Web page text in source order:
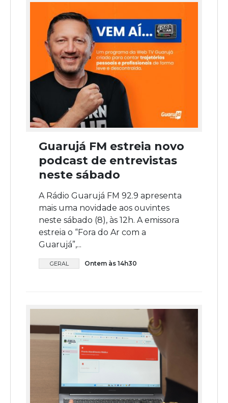
Guarujá FM estreia novo
podcast de entrevistas
neste sábado
A Rádio Guarujá FM 92.9 apresenta
mais uma novidade aos ouvintes
neste sábado (8), às 12h. A emissora
estreia o “Fora do Ar com a
Guarujá”,...
GERAL Ontem às 14h30